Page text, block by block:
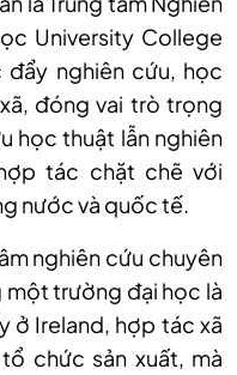
University College
đẩy nghiên cứu, học
đóng vai trò trọng
học thuật lẫn nghiên
tác chặt chẽ với
nước và quốc tế.
nghiên cứu chuyên
một trường đại học là
ở Ireland, hợp tác xã
chức sản xuất, mà